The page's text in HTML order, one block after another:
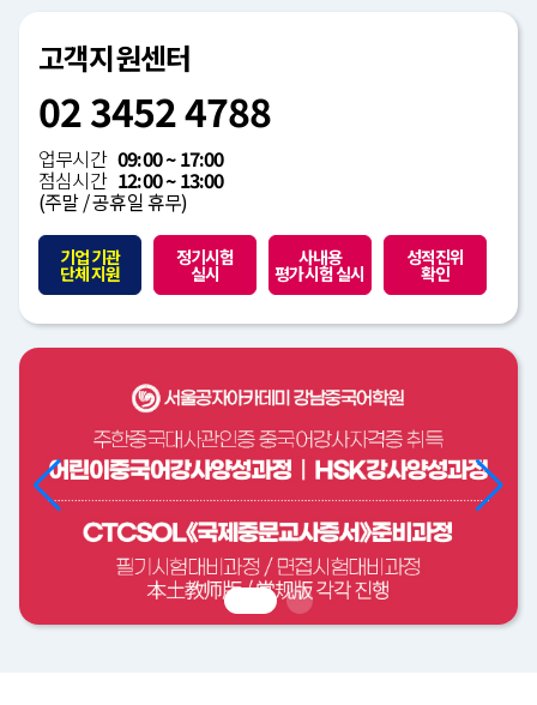
고객지원센터
02 3452 4788
업무시간 09:00 ~ 17:00
점심시간 12:00 ~ 13:00
(주말 / 공휴일 휴무)
기업 기관
단체 지원
정기시험
실시
사내용
평가시험 실시
성적진위
확인